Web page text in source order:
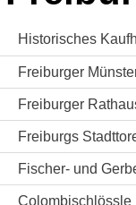
Historisches
Freiburger
Freiburger
Freiburgs
Fischer- und
Colombischlössle